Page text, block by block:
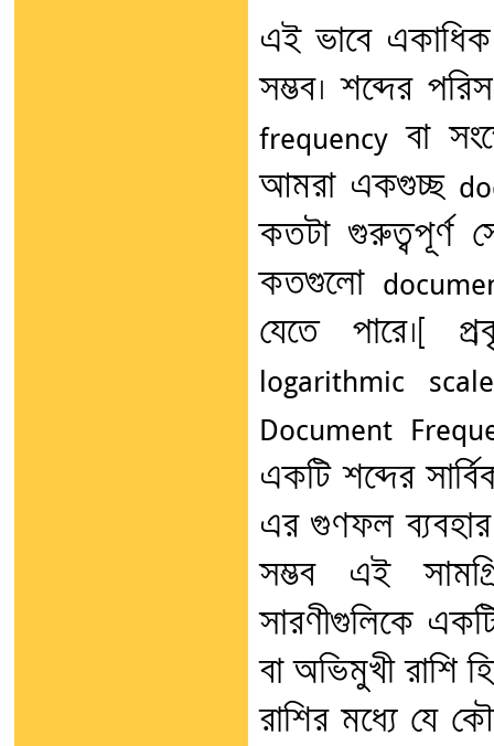
এই ভাবে
সম্ভব। শব্দের
frequency বা
আমরা একগুচ্ছ
কতটা গুরুত্বপূর্ণ
কতগুলো
যেতে পারে।[
logarithmic
Document
একটি শব্দের
এর গুণফল ব্যবহার
সম্ভব এই
সারণীগুলিকে
বা অভিমুখী রাশি
রাশির মধ্যে যে